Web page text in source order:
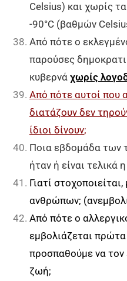
Celsius) και χωρίς
-90°C (βαθμών
Από πότε ο
παρούσες
κυβερνά χωρίς
Από πότε αυτοί που
διατάζουν δεν
ίδιοι δίνουν;
Ποια εβδομάδα των
ήταν ή είναι τελικά
Γιατί στοχοποιείται,
ανθρώπων;
Από πότε ο
εμβολιάζεται
προσπαθούμε να
ζωή;